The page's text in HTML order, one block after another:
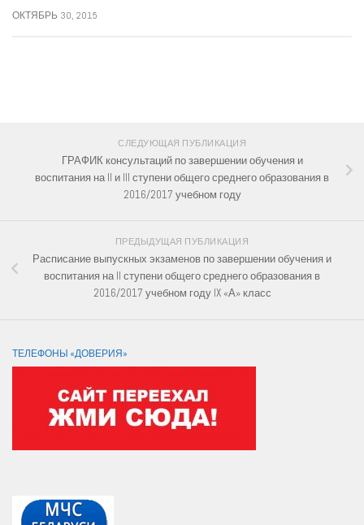
ОКТЯБРЬ 30, 2015
СЛЕДУЮЩАЯ ПУБЛИКАЦИЯ
ГРАФИК консультаций по завершении обучения и
воспитания на II и III ступени общего среднего образования в
2016/2017 учебном году
ПРЕДЫДУЩАЯ ПУБЛИКАЦИЯ
Расписание выпускных экзаменов по завершении обучения и
воспитания на II ступени общего среднего образования в
2016/2017 учебном году IX «А» класс
ТЕЛЕФОНЫ «ДОВЕРИЯ»